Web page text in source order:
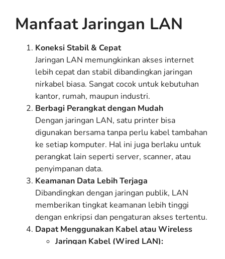
Manfaat Jaringan LAN
Koneksi Stabil & Cepat
Jaringan LAN memungkinkan akses internet
lebih cepat dan stabil dibandingkan jaringan
nirkabel biasa. Sangat cocok untuk kebutuhan
kantor, rumah, maupun industri.
Berbagi Perangkat dengan Mudah
Dengan jaringan LAN, satu printer bisa
digunakan bersama tanpa perlu kabel tambahan
ke setiap komputer. Hal ini juga berlaku untuk
perangkat lain seperti server, scanner, atau
penyimpanan data.
Keamanan Data Lebih Terjaga
Dibandingkan dengan jaringan publik, LAN
memberikan tingkat keamanan lebih tinggi
dengan enkripsi dan pengaturan akses tertentu.
Dapat Menggunakan Kabel atau Wireless
Jaringan Kabel (Wired LAN):